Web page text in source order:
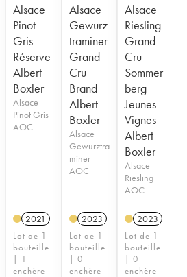
Alsace
Pinot
Gris
Réserve
Albert
Boxler
Alsace
Pinot Gris
AOC
2021
Lot de 1
bouteille
| 1
enchère
Alsace
Gewurz
traminer
Grand
Cru
Brand
Albert
Boxler
Alsace
Gewurztra
miner
AOC
2023
Lot de 1
bouteille
| 0
enchère
Alsace
Riesling
Grand
Cru
Sommer
berg
Jeunes
Vignes
Albert
Boxler
Alsace
Riesling
AOC
2023
Lot de 1
bouteille
| 0
enchère